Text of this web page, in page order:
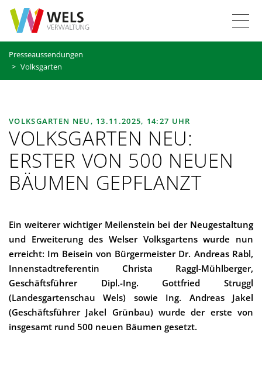
Z
r
S
s
e
t
e
Z
r
H
a
n
a
v
g
i
o
n
Z
m
I
n
t
Z
r
S
u
T
o
v
i
g
a
Presseaussendungen
Volksgarten
VOLKSGARTEN NEU, 13.11.2025, 14:27 UHR
VOLKSGARTEN NEU:
ERSTER VON 500 NEUEN
BÄUMEN GEPFLANZT
Ein weiterer wichtiger Meilenstein bei der Neugestaltung
und Erweiterung des Welser Volksgartens wurde nun
erreicht: Im Beisein von Bürgermeister Dr. Andreas Rabl,
Innenstadtreferentin Christa Raggl-Mühlberger,
Geschäftsführer Dipl.-Ing. Gottfried Struggl
(Landesgartenschau Wels) sowie Ing. Andreas Jakel
(Geschäftsführer Jakel Grünbau) wurde der erste von
insgesamt rund 500 neuen Bäumen gesetzt.